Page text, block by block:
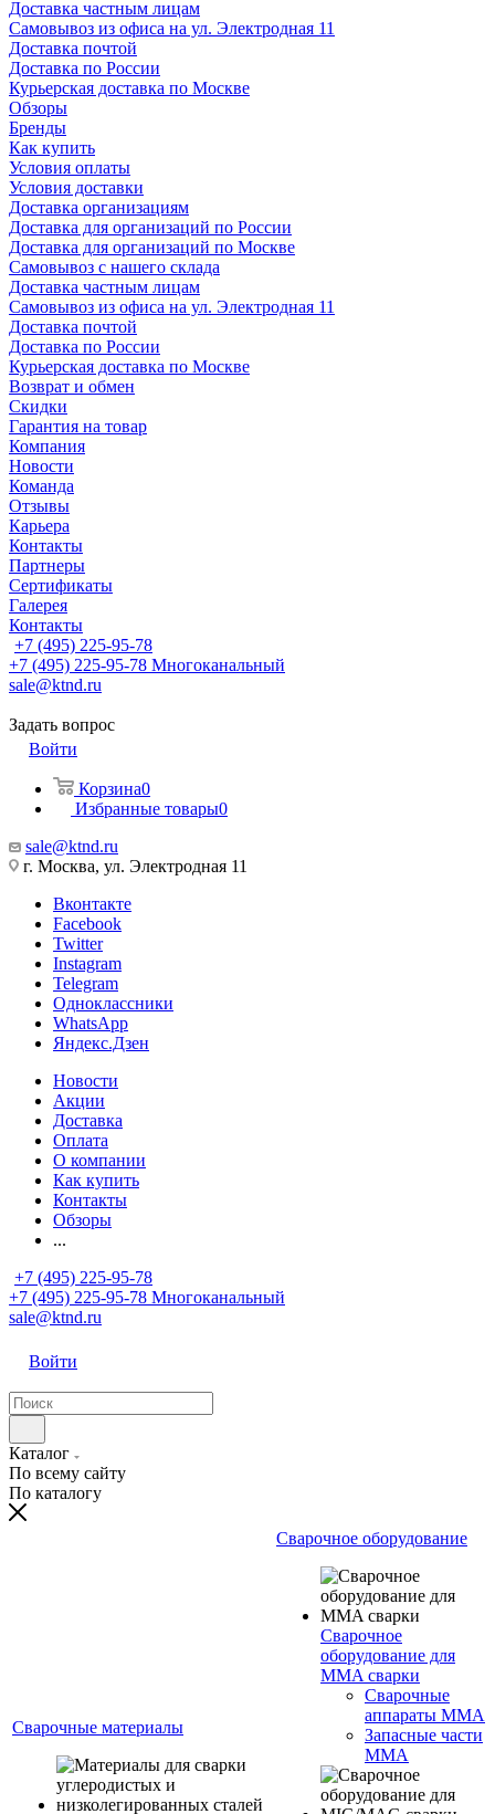
Доставка частным лицам
Самовывоз из офиса на ул. Электродная 11
Доставка почтой
Доставка по России
Курьерская доставка по Москве
Обзоры
Бренды
Как купить
Условия оплаты
Условия доставки
Доставка организациям
Доставка для организаций по России
Доставка для организаций по Москве
Самовывоз с нашего склада
Доставка частным лицам
Самовывоз из офиса на ул. Электродная 11
Доставка почтой
Доставка по России
Курьерская доставка по Москве
Возврат и обмен
Скидки
Гарантия на товар
Компания
Новости
Команда
Отзывы
Карьера
Контакты
Партнеры
Сертификаты
Галерея
Контакты
+7 (495) 225-95-78
+7 (495) 225-95-78 Многоканальный
sale@ktnd.ru
Задать вопрос
Войти
Корзина0
Избранные товары0
sale@ktnd.ru
г. Москва, ул. Электродная 11
Вконтакте
Facebook
Twitter
Instagram
Telegram
Одноклассники
WhatsApp
Яндекс.Дзен
Новости
Акции
Доставка
Оплата
О компании
Как купить
Контакты
Обзоры
...
+7 (495) 225-95-78
+7 (495) 225-95-78 Многоканальный
sale@ktnd.ru
Войти
Каталог
По всему сайту
По каталогу
Сварочные материалы
Сварочное оборудование
Сварочное
оборудование для
MMA сварки
Сварочные
аппараты MMA
Запасные части
MMA